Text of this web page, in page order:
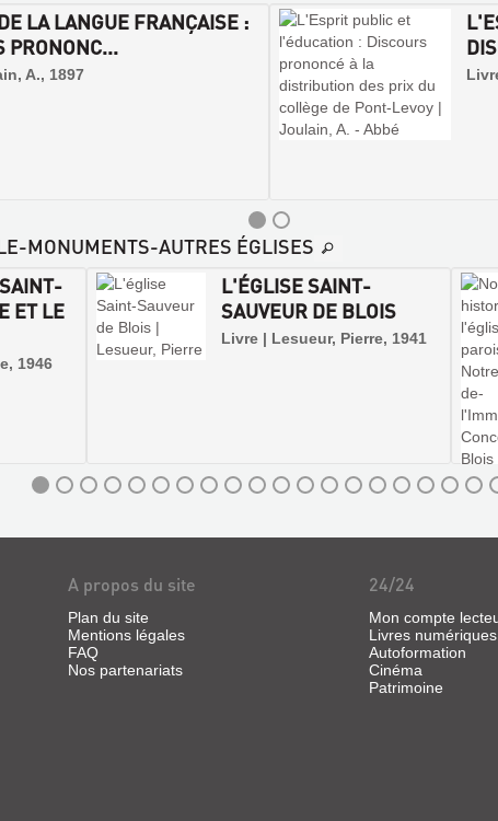
LA LANGUE FRANÇAISE :
PRONONC...
A., 1897
MONUMENTS-AUTRES ÉGLISES
L'ÉGLISE SAINT-
SAUVEUR DE BLOIS
Livre | Lesueur, Pierre, 1941
ET LE
1946
A propos du site
Plan du site
Mentions légales
FAQ
Nos partenariats
24/24
Mon compte
Livres numériques
Autoformation
Cinéma
Patrimoine